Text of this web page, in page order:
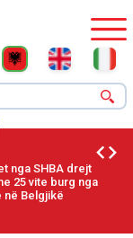
nga SHBA drejt
25 vite burg nga
në Belgjikë